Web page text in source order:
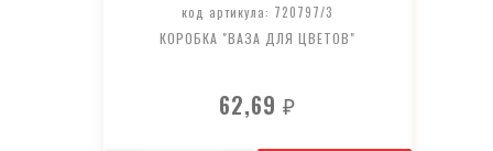
код артикула: 720797/3
КОРОБКА "ВАЗА ДЛЯ ЦВЕТОВ"
62,69₽